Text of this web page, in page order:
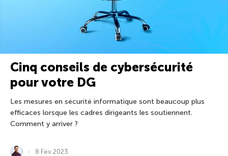
Cinq conseils de cybersécurité
pour votre DG
Les mesures en sécurité informatique sont beaucoup plus
efficaces lorsque les cadres dirigeants les soutiennent.
Comment y arriver ?
8 Fév 2023